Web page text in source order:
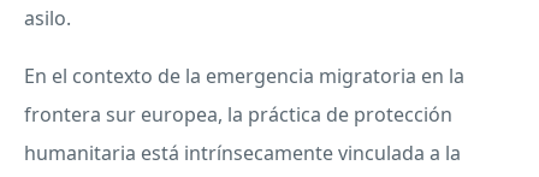
asilo.
En el contexto de la emergencia migratoria en la
frontera sur europea, la práctica de protección
humanitaria está intrínsecamente vinculada a la